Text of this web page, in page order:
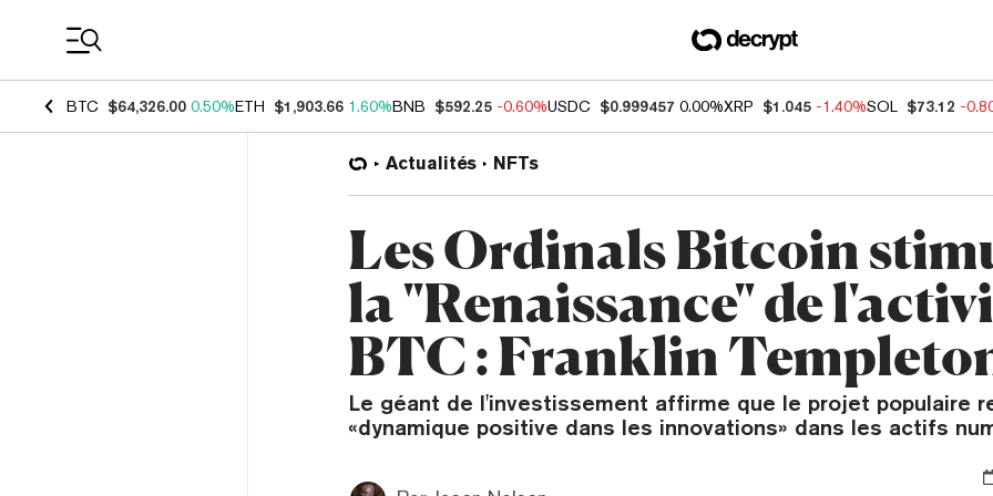
BTC $64,326.00 0.50%ETH $1,903.66 1.60%BNB $592.25 -0.60%USDC $0.999457 0.00%XRP $1.045 -1.40%SOL $73.12 -
Actualités NFTs
Les Ordinals Bitcoin
la "Renaissance" de
BTC : Franklin
Le géant de l'investissement affirme que le projet populaire
«dynamique positive dans les innovations» dans les actifs